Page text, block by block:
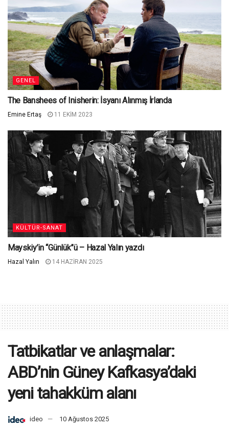
GENEL
The Banshees of Inisherin: İsyanı Alınmış İrlanda
Emine Ertaş 11 EKIM 2023
KÜLTÜR-SANAT
Mayskiy’in “Günlük”ü – Hazal Yalın yazdı
Hazal Yalın 14 HAZIRAN 2025
Tatbikatlar ve anlaşmalar:
ABD’nin Güney Kafkasya’daki
yeni tahakküm alanı
ideo 10 Ağustos 2025